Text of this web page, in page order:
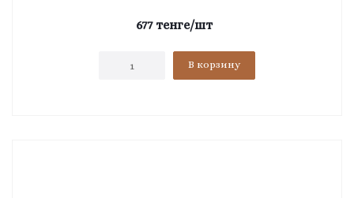
677тенге/шт
В корзину